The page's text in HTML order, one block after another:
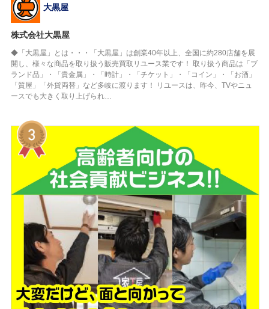
大黒屋
株式会社大黒屋
◆「大黒屋」とは・・・「大黒屋」は創業40年以上、全国に約280店舗を展
開し、様々な商品を取り扱う販売買取リユース業です！ 取り扱う商品は「ブ
ランド品」・「貴金属」・「時計」・「チケット」・「コイン」・「お酒」
「質屋」「外貨両替」など多岐に渡ります！ リユースは、昨今、TVやニュ
ースでも大きく取り上げられ…